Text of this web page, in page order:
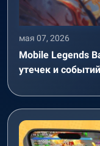
мая 07, 2026
Mobile Legends
утечек и